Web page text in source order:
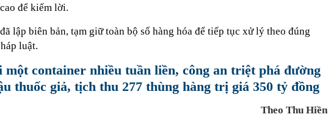
để kiếm lời.
lập biên bản, tạm giữ toàn bộ số hàng hóa để tiếp tục xử lý theo đúng
luật.
một container nhiều tuần liền, công an triệt phá đường
thuốc giả, tịch thu 277 thùng hàng trị giá 350 tỷ đồng
Theo Thu Hiền